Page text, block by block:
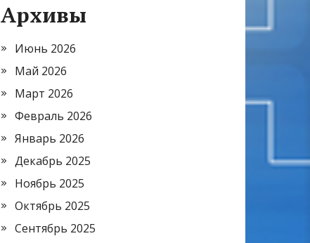
Архивы
Июнь 2026
Май 2026
Март 2026
Февраль 2026
Январь 2026
Декабрь 2025
Ноябрь 2025
Октябрь 2025
Сентябрь 2025